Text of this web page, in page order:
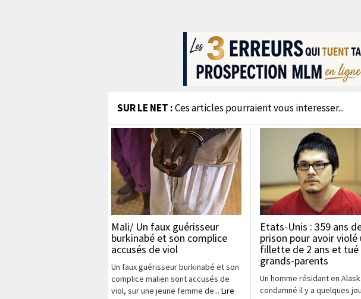
SUR LE NET :Ces articles pourraient vous interesser...
Mali/ Un faux guérisseur
burkinabé et son complice
accusés de viol
Un faux guérisseur burkinabé et son
complice malien sont accusés de
viol, sur une jeune femme de... Lire
Etats-Unis : 359 ans
prison pour avoir violé
fillette de 2 ans et tué
grands-parents
Un homme résidant en
condamné il y a quelques